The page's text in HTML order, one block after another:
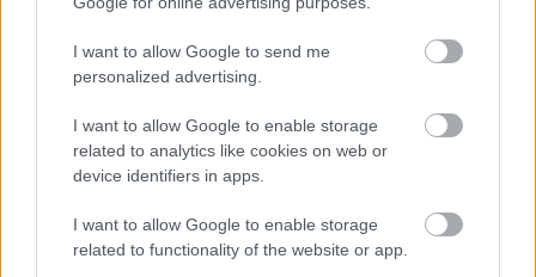
I want to allow Google to send me
personalized advertising.
I want to allow Google to enable storage
related to analytics like cookies on web or
device identifiers in apps.
I want to allow Google to enable storage
related to functionality of the website or app.
(Rally2) +5:42:45
19 #27 Milan Engel (CZE) Kove 450 Rally (Rally2)
+5:46:45
20 #44 Josep Pedró (SPA) Husqvarna 450 Rally
(Rally2) +5:56:24
21 #32 Tommaso Montanari (ITA) Husqvarna 450